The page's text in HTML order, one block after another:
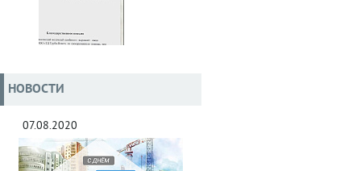
НОВОСТИ
07.08.2020